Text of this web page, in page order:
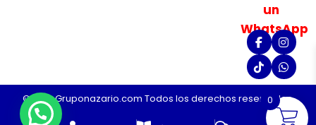
un
WhatsApp
©2026 Gruponazario.com Todos los derechos reservados.
0